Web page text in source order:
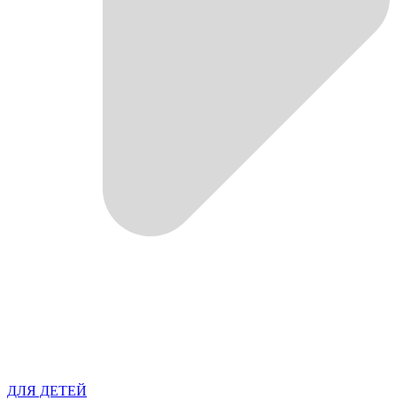
ДЛЯ ДЕТЕЙ